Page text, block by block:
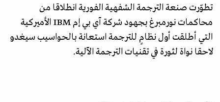
تطوّرت صنعة الترجمة الشفهية الفورية انطلاقا من
محاكمات نورمبرغ بجهود شركة آي بي إم IBM الأميركية
التي أطلقت أول نظامٍ للترجمة استعانة بالحواسيب سيغدو
لاحقا نواة لثورة في تقنيات الترجمة الآلية.